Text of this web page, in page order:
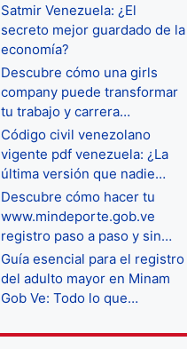
Satmir Venezuela: ¿El
secreto mejor guardado de la
economía?
Descubre cómo una girls
company puede transformar
tu trabajo y carrera…
Código civil venezolano
vigente pdf venezuela: ¿La
última versión que nadie…
Descubre cómo hacer tu
www.mindeporte.gob.ve
registro paso a paso y sin…
Guía esencial para el registro
del adulto mayor en Minam
Gob Ve: Todo lo que…